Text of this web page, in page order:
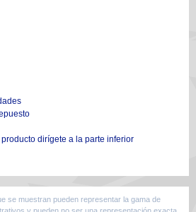
dirígete a la parte inferior
se muestran pueden representar la gama de